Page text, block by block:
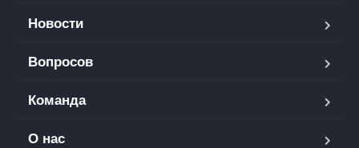
Новости
Вопросов
Команда
О нас